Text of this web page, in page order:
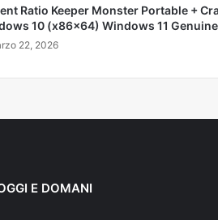
Ratio Keeper Monster Portable +
10 (x86x64) Windows 11 Genuine
22, 2026
E DOMANI